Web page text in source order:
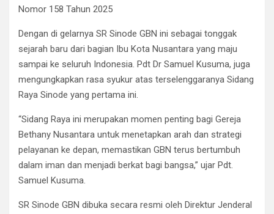
Nomor 158 Tahun 2025
Dengan di gelarnya SR Sinode GBN ini sebagai tonggak
sejarah baru dari bagian Ibu Kota Nusantara yang maju
sampai ke seluruh Indonesia. Pdt Dr Samuel Kusuma, juga
mengungkapkan rasa syukur atas terselenggaranya Sidang
Raya Sinode yang pertama ini.
“Sidang Raya ini merupakan momen penting bagi Gereja
Bethany Nusantara untuk menetapkan arah dan strategi
pelayanan ke depan, memastikan GBN terus bertumbuh
dalam iman dan menjadi berkat bagi bangsa,” ujar Pdt.
Samuel Kusuma.
SR Sinode GBN dibuka secara resmi oleh Direktur Jenderal